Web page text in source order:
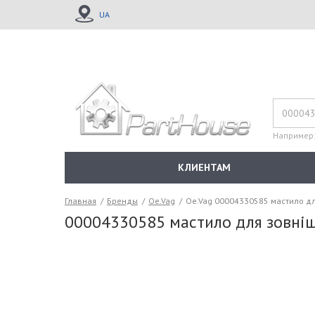
UA
КЛИЕНТАМ
Главная / Бренды / Oe.Vag / Oe.Vag 00004330585 мастило
00004330585 мастило для